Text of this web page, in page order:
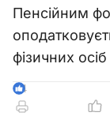
Пенсійним
фізичних
4